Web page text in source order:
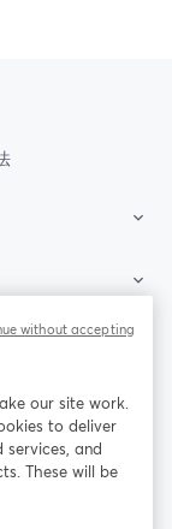
YouTube
our site work.
to deliver
and
These will be
without accepting